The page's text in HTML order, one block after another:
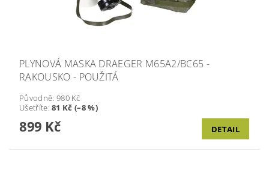
PLYNOVÁ MASKA DRAEGER M65A2/BC65 -
RAKOUSKO - POUŽITÁ
Původně: 980 Kč
Ušetříte:81 Kč (–8 %)
899 Kč DETAIL